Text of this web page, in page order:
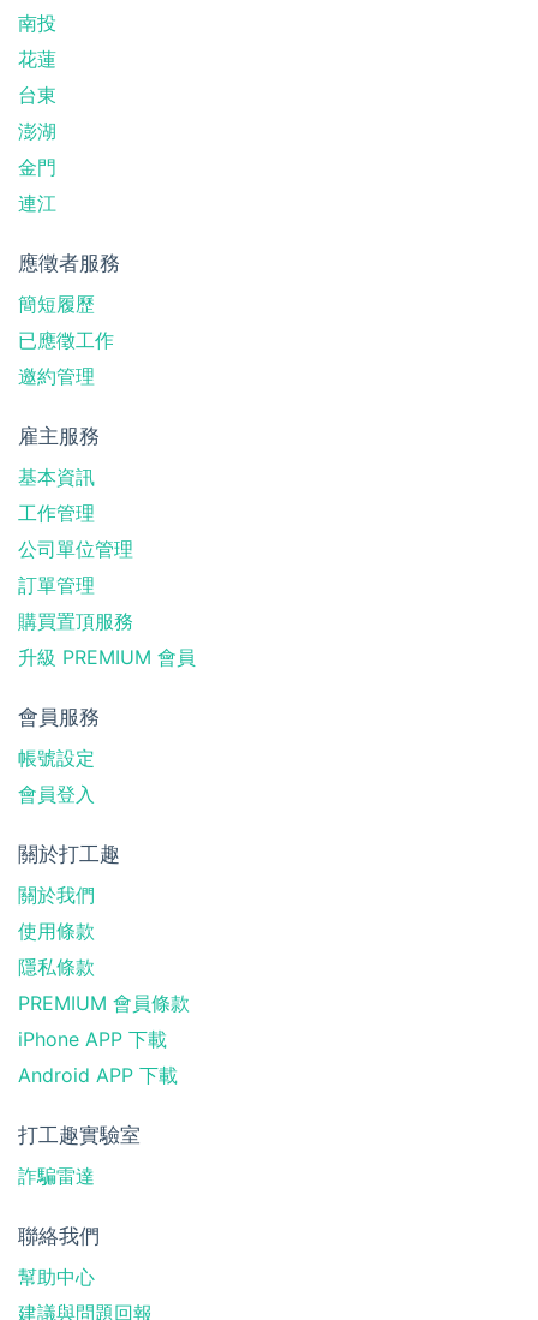
南投
花蓮
台東
澎湖
金門
連江
應徵者服務
簡短履歷
已應徵工作
邀約管理
雇主服務
基本資訊
工作管理
公司單位管理
訂單管理
購買置頂服務
升級 PREMIUM 會員
會員服務
帳號設定
會員登入
關於打工趣
關於我們
使用條款
隱私條款
PREMIUM 會員條款
iPhone APP 下載
Android APP 下載
打工趣實驗室
詐騙雷達
聯絡我們
幫助中心
建議與問題回報